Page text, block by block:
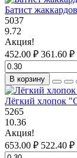
Батист
5037
9.72
Акция!
452.00 ₽ 361.60 ₽
В корзину
Лёгкий хлопок
5265
10.36
Акция!
653.00 ₽ 522.40 ₽